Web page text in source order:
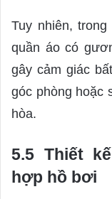
Tuy nhiên,
quần áo có
gây cảm giác
góc phòng hoặc
hòa.
5.5 Thiết
hợp hồ bơi